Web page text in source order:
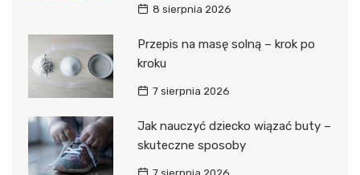
8 sierpnia 2026
Przepis na masę solną – krok po
kroku
7 sierpnia 2026
Jak nauczyć dziecko wiązać buty –
skuteczne sposoby
7 sierpnia 2026